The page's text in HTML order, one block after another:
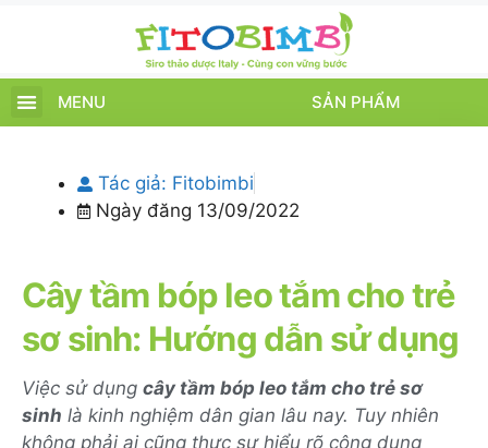
MENU SẢN PHẨM
Tác giả: Fitobimbi
Ngày đăng 13/09/2022
Cây tầm bóp leo tắm cho trẻ
sơ sinh: Hướng dẫn sử dụng
Việc sử dụng cây tầm bóp leo tắm cho trẻ sơ
sinh là kinh nghiệm dân gian lâu nay. Tuy nhiên
không phải ai cũng thực sự hiểu rõ công dụng